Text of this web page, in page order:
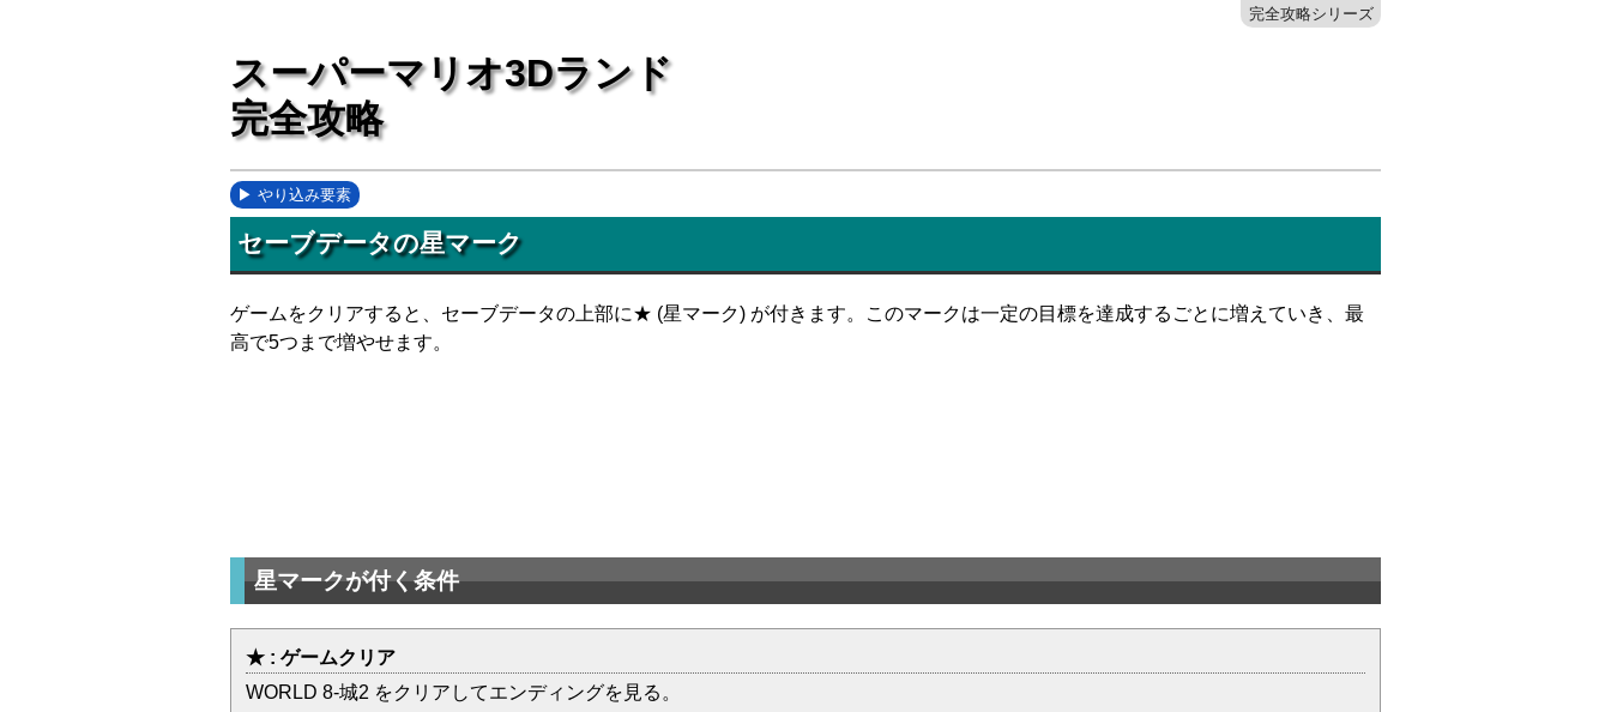
スーパーマリオ3Dランド
完全攻略
完全攻略シリーズ
やり込み要素
セーブデータの星マーク
ゲームをクリアすると、セーブデータの上部に★ (星マーク) が付きます。このマークは一定の目標を達成するごとに増えていき、最
高で5つまで増やせます。
星マークが付く条件
★ : ゲームクリア
WORLD 8-城2 をクリアしてエンディングを見る。